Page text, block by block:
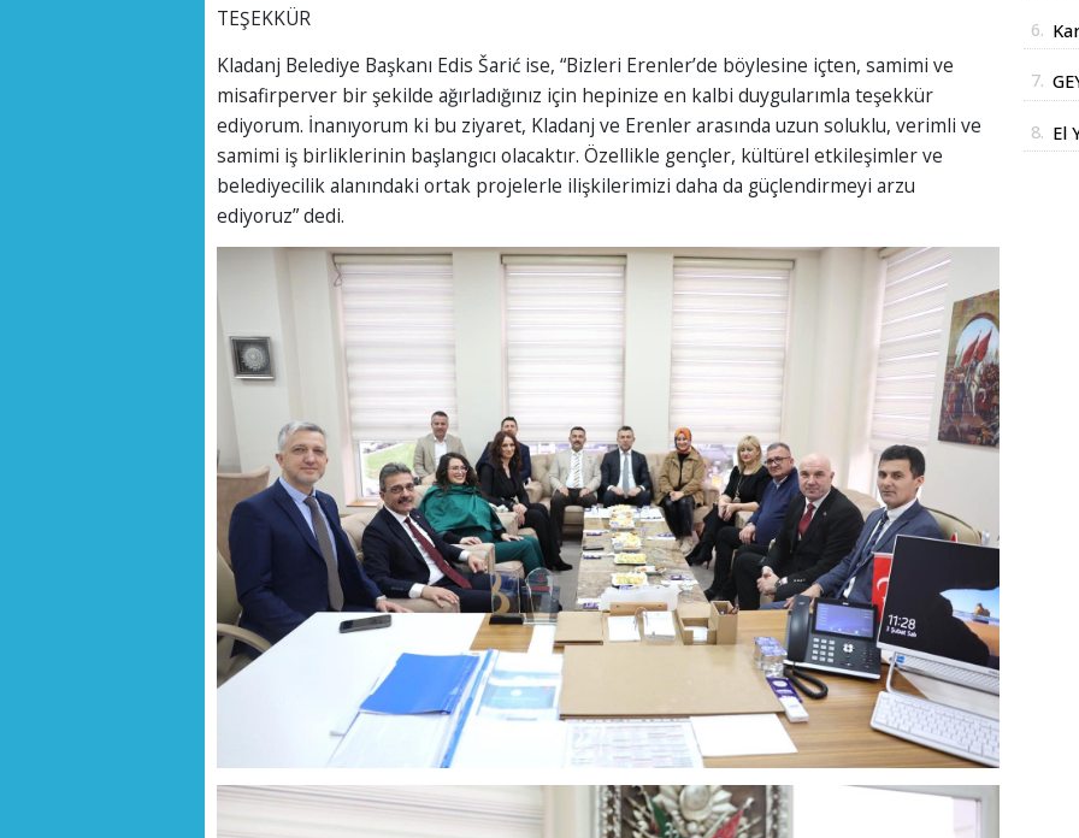
TEŞEKKÜR
Kladanj Belediye Başkanı Edis Šarić ise, “Bizleri Erenler’de böylesine içten, samimi ve
misafirperver bir şekilde ağırladığınız için hepinize en kalbi duygularımla teşekkür
ediyorum. İnanıyorum ki bu ziyaret, Kladanj ve Erenler arasında uzun soluklu, verimli ve
samimi iş birliklerinin başlangıcı olacaktır. Özellikle gençler, kültürel etkileşimler ve
belediyecilik alanındaki ortak projelerle ilişkilerimizi daha da güçlendirmeyi arzu
ediyoruz” dedi.
6.
7.
8. El